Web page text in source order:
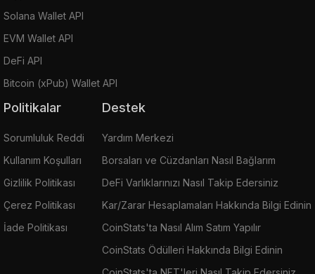
Solana Wallet API
EVM Wallet API
DeFi API
Bitcoin (xPub) Wallet API
Politikalar
Sorumluluk Reddi
Kullanım Koşulları
Gizlilik Politikası
Çerez Politikası
İade Politikası
Destek
Yardım Merkezi
Borsaları ve Cüzdanları Nasıl Bağlarım
DeFi Varlıklarınızı Nasıl Takip Edersiniz
Kar/Zarar Hesaplamaları Hakkında Bilgi Edinin
CoinStats'ta Nasıl Alım Satım Yapılır
CoinStats Ödülleri Hakkında Bilgi Edinin